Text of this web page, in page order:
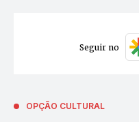
Seguir no
OPÇÃO CULTURAL